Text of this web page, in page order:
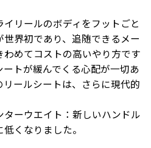
リールのボディをフットごと
界初であり、追随できるメー
わめてコストの高いやり方です
トが緩んでくる心配が一切あ
リールシートは、さらに現代的
ーウエイト：新しいハンドル
くなりました。